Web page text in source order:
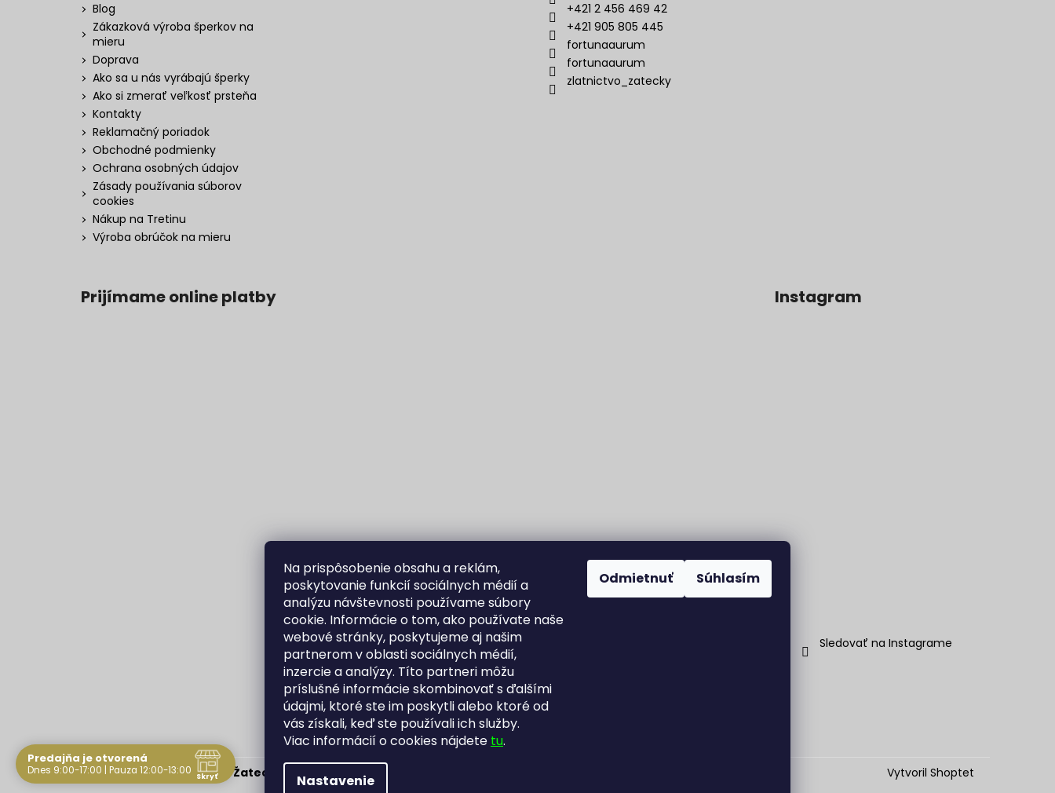
Na prispôsobenie obsahu a reklám,
poskytovanie funkcií sociálnych médií a
analýzu návštevnosti používame súbory
cookie. Informácie o tom, ako používate naše
webové stránky, poskytujeme aj našim
partnerom v oblasti sociálnych médií,
inzercie a analýzy. Títo partneri môžu
príslušné informácie skombinovať s ďalšími
údajmi, ktoré ste im poskytli alebo ktoré od
vás získali, keď ste používali ich služby.
Viac informácií o cookies nájdete tu.
Nastavenie
Odmietnuť Súhlasím
Blog
Zákazková výroba šperkov na
mieru
Doprava
Ako sa u nás vyrábajú šperky
Ako si zmerať veľkosť prsteňa
Kontakty
Reklamačný poriadok
Obchodné podmienky
Ochrana osobných údajov
Zásady používania súborov
cookies
Nákup na Tretinu
Výroba obrúčok na mieru
+421 2 456 469 42
+421 905 805 445
fortunaaurum
fortunaaurum
zlatnictvo_zatecky
Prijímame online platby Instagram
Sledovať na Instagrame
Fortuna Aurum na Heureka.sk
Vytvoril Shoptet
Copyright 2026Zlatníctvo Žatecký, s.r.o. . Všetky práva vyhradené.
Predajňa je otvorená
Dnes 9:00-17:00 | Pauza 12:00-13:00 Skryť